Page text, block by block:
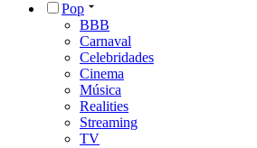
Pop
BBB
Carnaval
Celebridades
Cinema
Música
Realities
Streaming
TV